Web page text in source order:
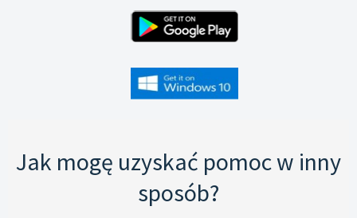
Jak mogę uzyskać pomoc w inny
sposób?